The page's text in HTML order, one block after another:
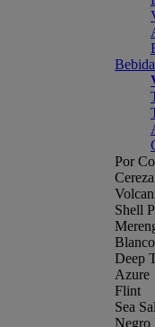
Por
Cereza
Shell
Blanco
Deep
Azure
Flint
Sea
Negro